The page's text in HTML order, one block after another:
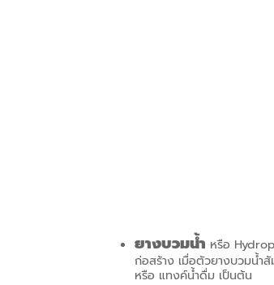
ยางบวมน้ำ หรือ
ก่อสร้าง เมื่อตัวยางบวมน้ำ
หรือ แทงค์น้ำดื่ม เป็นต้น